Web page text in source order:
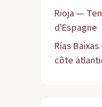
Rioja —
d'Espagne
Rías
côte